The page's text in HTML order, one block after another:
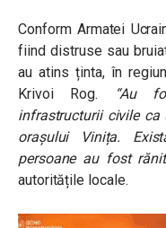
Conform Armatei
fiind distruse sau
au atins ținta, în
Krivoi Rog.
“Au
infrastructurii civile
orașului Vinița.
persoane au fost
autoritățile locale.